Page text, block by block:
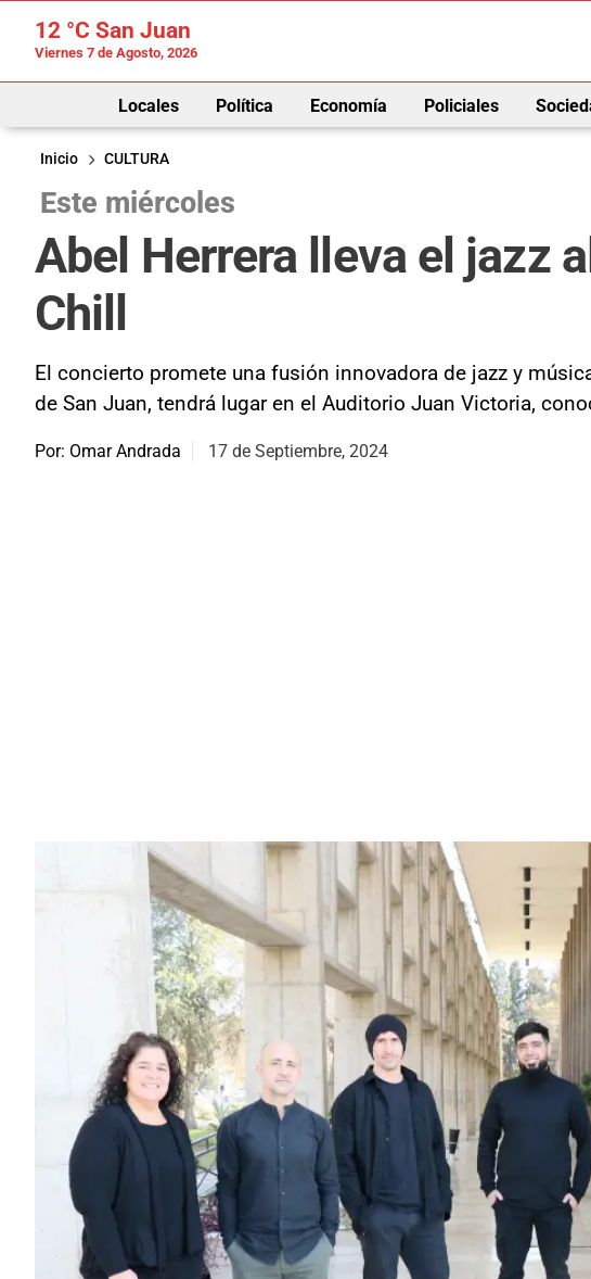
12 °C San Juan
Viernes 7 de Agosto, 2026
Locales Política Economía Policiales
Inicio
CULTURA
Este miércoles
Abel Herrera lleva el jazz
Chill
El concierto promete una fusión innovadora de jazz y
de San Juan, tendrá lugar en el Auditorio Juan Victoria,
Por: Omar Andrada 17 de Septiembre, 2024